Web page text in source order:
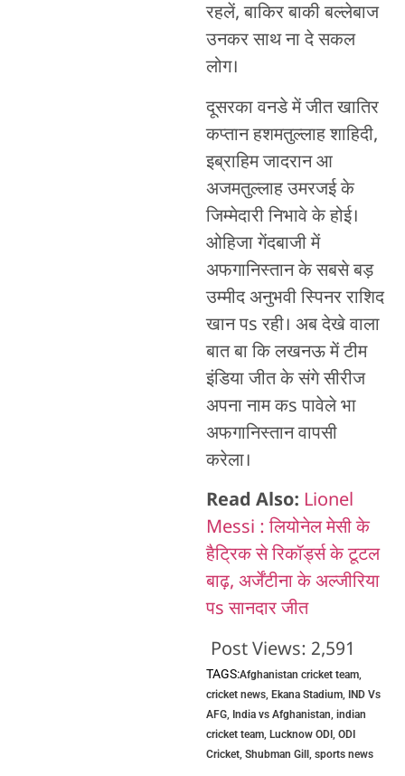
रहलें, बाकिर बाकी बल्लेबाज
उनकर साथ ना दे सकल
लोग।
दूसरका वनडे में जीत खातिर
कप्तान हशमतुल्लाह शाहिदी,
इब्राहिम जादरान आ
अजमतुल्लाह उमरजई के
जिम्मेदारी निभावे के होई।
ओहिजा गेंदबाजी में
अफगानिस्तान के सबसे बड़
उम्मीद अनुभवी स्पिनर राशिद
खान पs रही। अब देखे वाला
बात बा कि लखनऊ में टीम
इंडिया जीत के संगे सीरीज
अपना नाम कs पावेले भा
अफगानिस्तान वापसी
करेला।
Read Also: Lionel
Messi : लियोनेल मेसी के
हैट्रिक से रिकॉर्ड्स के टूटल
बाढ़, अर्जेंटीना के अल्जीरिया
पs सानदार जीत
Post Views: 2,591
TAGS:Afghanistan cricket team,
cricket news, Ekana Stadium, IND Vs
AFG, India vs Afghanistan indian
cricket team, Lucknow ODI, ODI
Cricket, Shubman Gill, sports news